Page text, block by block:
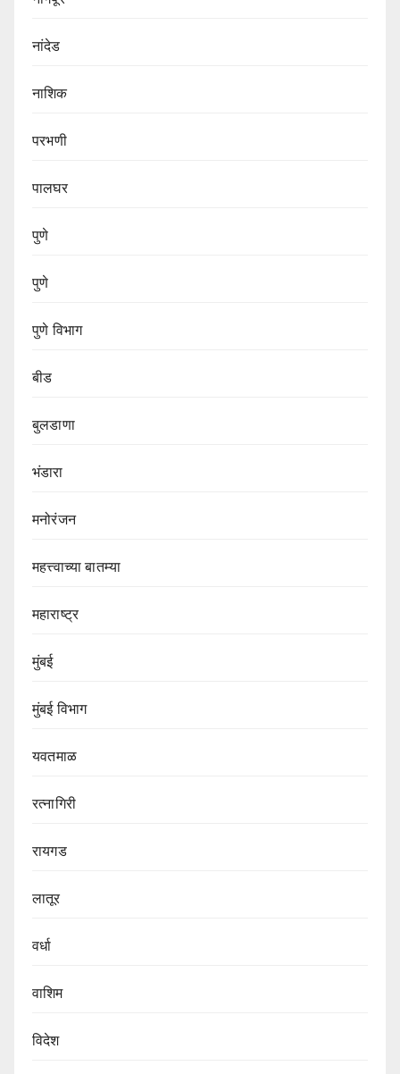
नांदेड
नाशिक
परभणी
पालघर
पुणे
पुणे
पुणे विभाग‌
बीड
बुलडाणा
भंडारा
मनोरंजन
महत्त्वाच्या बातम्या
महाराष्ट्र
मुंबई
मुंबई विभाग‌
यवतमाळ
रत्नागिरी
रायगड
लातूर
वर्धा
वाशिम
विदेश